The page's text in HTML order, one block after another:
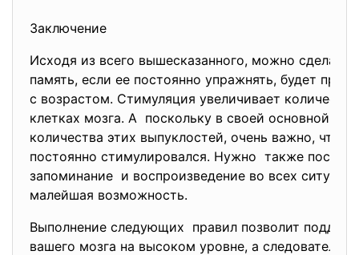
Заключение
Исходя из всего вышесказанного, можно сделать
память, если ее постоянно упражнять, будет
с возрастом. Стимуляция увеличивает
клетках мозга. А поскольку в своей основной
количества этих выпуклостей, очень важно,
постоянно стимулировался. Нужно также
запоминание и воспроизведение во всех
малейшая возможность.
Выполнение следующих правил позволит
вашего мозга на высоком уровне, а